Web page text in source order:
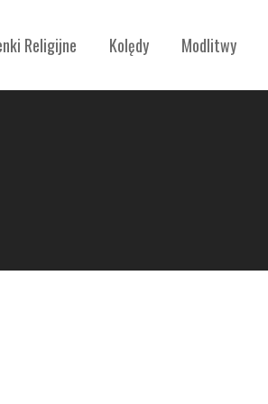
Religijne Kolędy Modlitwy